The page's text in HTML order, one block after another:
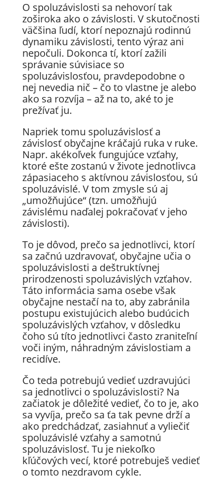
O spoluzávislosti sa nehovorí tak
zoširoka ako o závislosti. V skutočnosti
väčšina ľudí, ktorí nepoznajú rodinnú
dynamiku závislosti, tento výraz ani
nepočuli. Dokonca tí, ktorí zažili
správanie súvisiace so
spoluzávislosťou, pravdepodobne o
nej nevedia nič – čo to vlastne je alebo
ako sa rozvíja – až na to, aké to je
prežívať ju.
Napriek tomu spoluzávislosť a
závislosť obyčajne kráčajú ruka v ruke.
Napr. akékoľvek fungujúce vzťahy,
ktoré ešte zostanú v živote jednotlivca
zápasiaceho s aktívnou závislosťou, sú
spoluzávislé. V tom zmysle sú aj
„umožňujúce“ (tzn. umožňujú
závislému naďalej pokračovať v jeho
závislosti).
To je dôvod, prečo sa jednotlivci, ktorí
sa začnú uzdravovať, obyčajne učia o
spoluzávislosti a deštruktívnej
prirodzenosti spoluzávislých vzťahov.
Táto informácia sama osebe však
obyčajne nestačí na to, aby zabránila
postupu existujúcich alebo budúcich
spoluzávislých vzťahov, v dôsledku
čoho sú títo jednotlivci často zraniteľní
voči iným, náhradným závislostiam a
recidíve.
Čo teda potrebujú vedieť uzdravujúci
sa jednotlivci o spoluzávislosti? Na
začiatok je dôležité vedieť, čo to je, ako
sa vyvíja, prečo sa ťa tak pevne drží a
ako predchádzať, zasiahnuť a vyliečiť
spoluzávislé vzťahy a samotnú
spoluzávislosť. Tu je niekoľko
kľúčových vecí, ktoré potrebuješ vedieť
o tomto nezdravom cykle.